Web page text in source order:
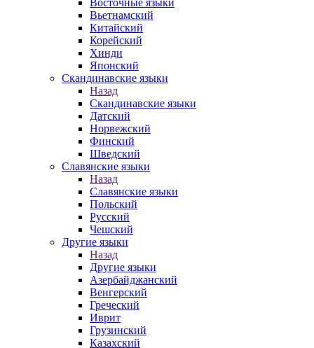
Восточные языки
Вьетнамский
Китайский
Корейский
Хинди
Японский
Скандинавские языки
Назад
Скандинавские языки
Датский
Норвежский
Финский
Шведский
Славянские языки
Назад
Славянские языки
Польский
Русский
Чешский
Другие языки
Назад
Другие языки
Азербайджанский
Венгерский
Греческий
Иврит
Грузинский
Казахский